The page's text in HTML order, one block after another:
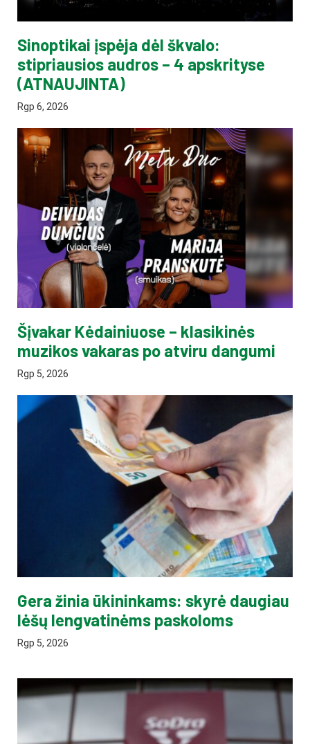
Sinoptikai įspėja dėl škvalo:
stipriausios audros – 4 apskrityse
(ATNAUJINTA)
Rgp 6, 2026
Šįvakar Kėdainiuose – klasikinės
muzikos vakaras po atviru dangumi
Rgp 5, 2026
Gera žinia ūkininkams: skyrė daugiau
lėšų lengvatinėms paskoloms
Rgp 5, 2026